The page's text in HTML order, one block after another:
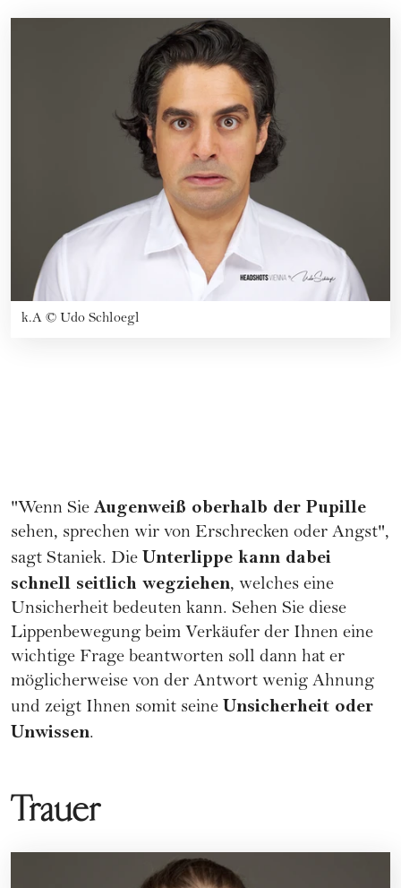
k.A © Udo Schloegl
"Wenn Sie Augenweiß oberhalb der Pupille
sehen, sprechen wir von Erschrecken oder Angst",
sagt Staniek. Die Unterlippe kann dabei
schnell seitlich wegziehen, welches eine
Unsicherheit bedeuten kann. Sehen Sie diese
Lippenbewegung beim Verkäufer der Ihnen eine
wichtige Frage beantworten soll dann hat er
möglicherweise von der Antwort wenig Ahnung
und zeigt Ihnen somit seine Unsicherheit oder
Unwissen.
Trauer